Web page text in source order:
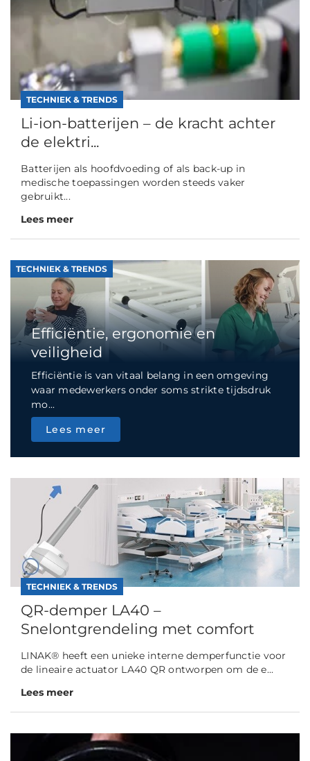
TECHNIEK & TRENDS
Li-ion-batterijen – de kracht achter
de elektri...
Batterijen als hoofdvoeding of als back-up in
medische toepassingen worden steeds vaker
gebruikt...
Lees meer
TECHNIEK & TRENDS
Efficiëntie, ergonomie en
veiligheid
Efficiëntie is van vitaal belang in een omgeving
waar medewerkers onder soms strikte tijdsdruk
mo...
Lees meer
TECHNIEK & TRENDS
QR-demper LA40 –
Snelontgrendeling met comfort
LINAK® heeft een unieke interne demperfunctie voor
de lineaire actuator LA40 QR ontworpen om de e...
Lees meer